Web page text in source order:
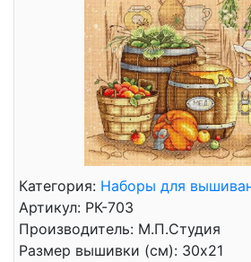
Категория: Наборы для
Артикул: РК-703
Производитель: М.П.Студия
Размер вышивки (см): 30x21